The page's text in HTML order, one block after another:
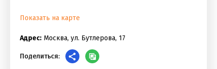
Показать на карте
Адрес: Москва, ул. Бутлерова, 17
Поделиться: